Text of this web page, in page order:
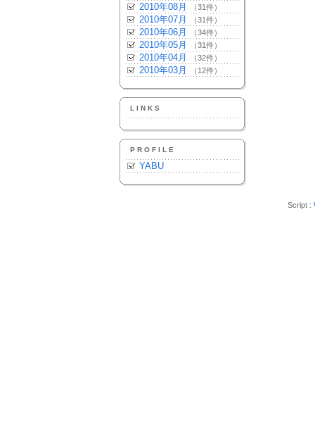
2010年08月 （31件）
2010年07月 （31件）
2010年06月 （34件）
2010年05月 （31件）
2010年04月 （32件）
2010年03月 （12件）
LINKS
PROFILE
YABU
Script :